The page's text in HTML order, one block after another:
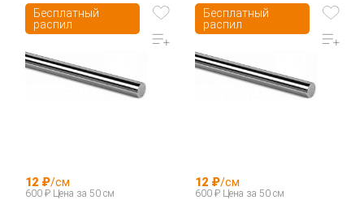
Бесплатный
распил
12 ₽/см
600 ₽ Цена за 50 см
Бесплатный
распил
12 ₽/см
600 ₽ Цена за 50 см